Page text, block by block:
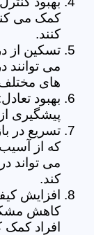
کمک می
کنند.
تسکین از
می توانند
های
بهبود
پیشگیری
تسریع در
که از آسیب
می تواند
کند.
افزایش
کاهش
افراد کمک